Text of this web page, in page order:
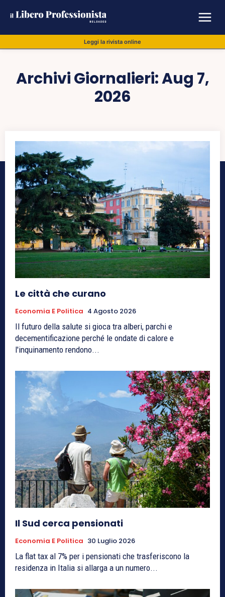
Leggi la rivista online
Archivi Giornalieri: Aug 7,
2026
Le città che curano
Economia E Politica 4 Agosto 2026
Il futuro della salute si gioca tra alberi, parchi e
decementificazione perché le ondate di calore e
l'inquinamento rendono...
Il Sud cerca pensionati
Economia E Politica 30 Luglio 2026
La flat tax al 7% per i pensionati che trasferiscono la
residenza in Italia si allarga a un numero...